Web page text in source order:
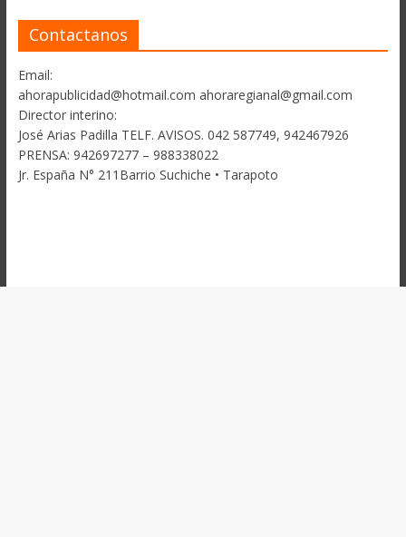
Contactanos
Email:
ahorapublicidad@hotmail.com ahoraregianal@gmail.com
Director interino:
José Arias Padilla TELF. AVISOS. 042 587749, 942467926
PRENSA: 942697277 – 988338022
Jr. España N° 211Barrio Suchiche • Tarapoto